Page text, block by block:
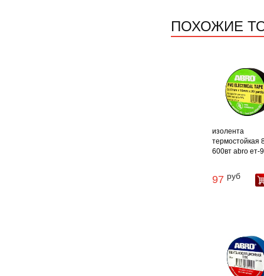
ПОХОЖИЕ
изолента
термостойкая
600вт abro ет-
97 руб